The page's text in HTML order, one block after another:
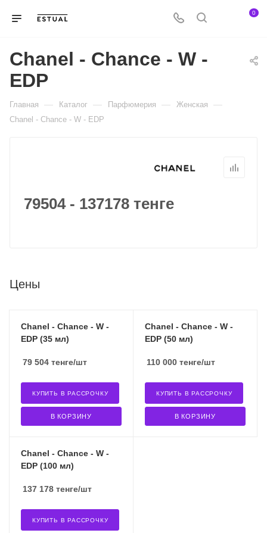
0
Chanel - Chance - W -
EDP
Главная — Каталог — Парфюмерия — Женская —
Chanel - Chance - W - EDP
79504 - 137178 тенге
Цены
Chanel - Chance - W -
EDP (35 мл)
79 504 тенге/шт
В КОРЗИНУ
КУПИТЬ В РАССРОЧКУ
Chanel - Chance - W -
EDP (50 мл)
110 000 тенге/шт
В КОРЗИНУ
КУПИТЬ В РАССРОЧКУ
Chanel - Chance - W -
EDP (100 мл)
137 178 тенге/шт
КУПИТЬ В РАССРОЧКУ